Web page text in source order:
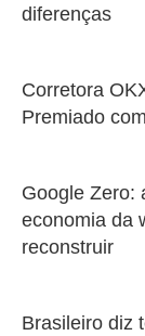
diferenças
Corretora
Premiado
Google Zero:
economia da
reconstruir
Brasileiro diz